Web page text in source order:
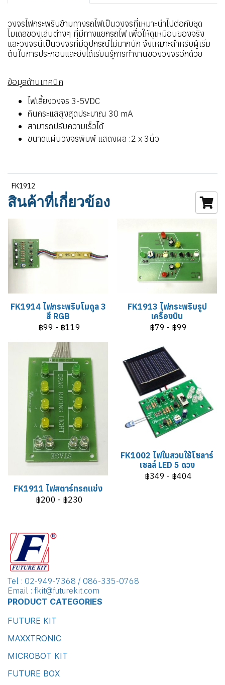
วงจรไฟกระพริบข้ามทางรถไฟเป็นวงจรที่เหมาะนำไปต่อกับชุด
โมเดลของเล่นต่างๆ ที่มีทางแยกรถไฟ เพื่อให้ดูเหมือนของจริง
และวงจรนี้เป็นวงจรที่มีอุปกรณ์ไม่มากนัก จึงเหมาะสำหรับผู้เริ่ม
ต้นในการประกอบและยังได้เรียนรู้การทำงานของวงจรอีกด้วย
ข้อมูลด้านเทคนิค
ไฟเลี้ยงวงจร 3-5VDC
กินกระแสสูงสุดประมาณ 30 mA
สามารถปรับความเร็วได้
ขนาดแผ่นวงจรพิมพ์ แสดงผล :2 x 3นิ้ว
FK1912
สินค้าที่เกี่ยวข้อง
FK1914 ไฟกระพริบโมดูล 3
สี RGB
฿99 - ฿119
FK1913 ไฟกระพริบรูป
เครื่องบิน
฿79 - ฿99
FK1911 ไฟสตาร์ทรถแข่ง
฿200 - ฿230
FK1002 ไฟในสวนใช้โซลาร์
เซลล์ LED 5 ดวง
฿349 - ฿404
Tel : 02-949-7368 / 086-335-0768
Email : fkit@futurekit.com
PRODUCT CATEGORIES
FUTURE KIT
MAXXTRONIC
MICROBOT KIT
FUTURE BOX